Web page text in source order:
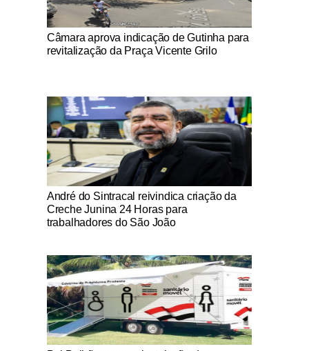
Notícias Católicas
Câmara aprova indicação de Gutinha para
revitalização da Praça Vicente Grilo
Notícias Católicas
André do Sintracal reivindica criação da
Creche Junina 24 Horas para
trabalhadores do São João
Notícias Católicas